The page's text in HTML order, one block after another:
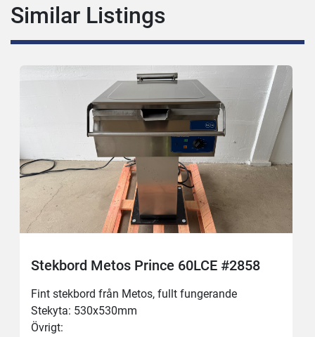
Similar Listings
Stekbord Metos Prince 60LCE #2858
Fint stekbord från Metos, fullt fungerande
Stekyta: 530x530mm
Övrigt: